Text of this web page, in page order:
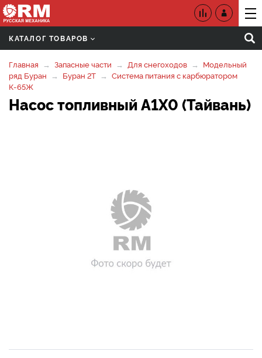
КАТАЛОГ ТОВАРОВ
Главная Запасные части Для снегоходов
Модельный
ряд Буран
Буран 2Т
Система питания с карбюратором
К-65Ж
Насос топливный A1X0 (Тайвань)